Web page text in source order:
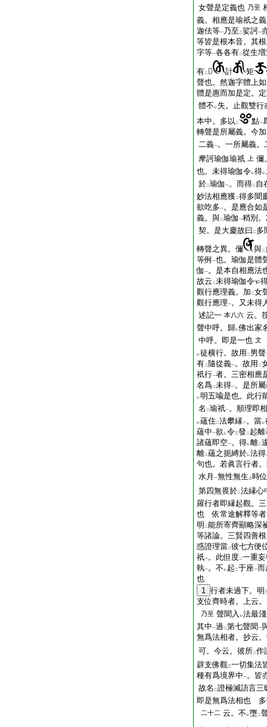
女聲是定義也 乃至
義。相應是瑜祇之
迦佉等一 乃至 二娑訶一
等皆是根本音。其
字等一各各有二從生
有二 𠰘 計 矩
聲也。然迦字體上如
體是惠而加是定。
體不 レ失。止觀雙行
本中。多以 二 點一
轉聲是所屬義。今加
二義一。一所屬義。
摩訶瑜伽瑜祇
上 儞
也。未得瑜伽令レ得レ
於二瑜伽 一。而得二 自
妙法相應獲二得多聞
欲吃多一。是應合如
義。與二瑜伽 一稍別
契。是大慶故曰 二 多
轉聲之異。儞 與二
等例
一也。瑜伽是體
伽 一。是本自相應法
故云 二未得瑜伽令
觀行應理義。加 二女
觀行應理一。又未得
述記一 本八六 云。
聲中呼。歸レ佛出家
中呼。即是一也 文
レ徒横行。故用 二 男聲
有二 隨從義一。故用 二
祇行一者。三密相應
名爲二未得一。是所
レ明五喩是也。此行
名 二瑜祇一。順理即
レ蘊住 二法攀縁一。當レ
蘊中一欲 レ令三發 二 起離
諸蘊即空一。得レ離二
離二蘊之扼縛於レ法得
句也。若眞言行者
水月 一無性無生 上時
第四無畏於二法縁心
羅行者即縁起觀。
也 依常途解釋等者
明 二能所寄齊顯略深
等諸論。三賢四善
惑證理當二彼七方便
祇一。此但度二一重
執一。不 レ起 二于座一而
也
1 行者未過下。明
支位齊時者。上云
乃至 聲聞入 レ法最
其中一過 二第七聲聞一
無爲法相者。抄云
可。今云。彼所二作
辟支佛觀三一切集法
種有爲境界中一。皆
故名 二證極滅語言三
即是無爲法相也 多
二十二 云。不 レ墮二